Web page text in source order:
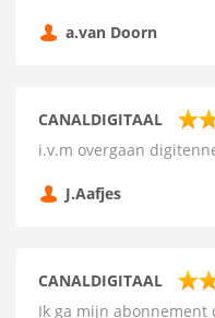
a.van Doorn
CANALDIGITAAL
i.v.m overgaan
J.Aafjes
CANALDIGITAAL
Ik ga mijn abonnement